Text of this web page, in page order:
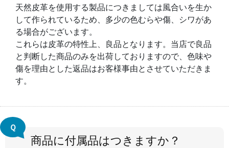
天然皮革を使用する製品につきましては風合いを生か
して作られているため、多少の色むらや傷、シワがあ
る場合がございます。
これらは皮革の特性上、良品となります。当店で良品
と判断した商品のみを出荷しておりますので、色味や
傷を理由とした返品はお客様事由とさせていただきま
す。
Ｑ
商品に付属品はつきますか？